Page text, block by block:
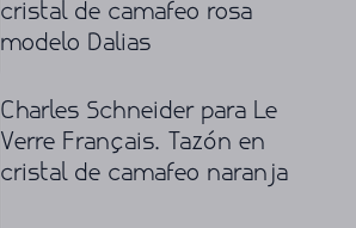
cristal de camafeo rosa
modelo Dalias
Charles Schneider para Le
Verre Français. Tazón en
cristal de camafeo naranja